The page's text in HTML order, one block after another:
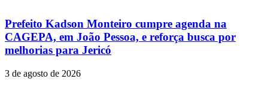
Prefeito Kadson Monteiro cumpre agenda na
CAGEPA, em João Pessoa, e reforça busca por
melhorias para Jericó
3 de agosto de 2026